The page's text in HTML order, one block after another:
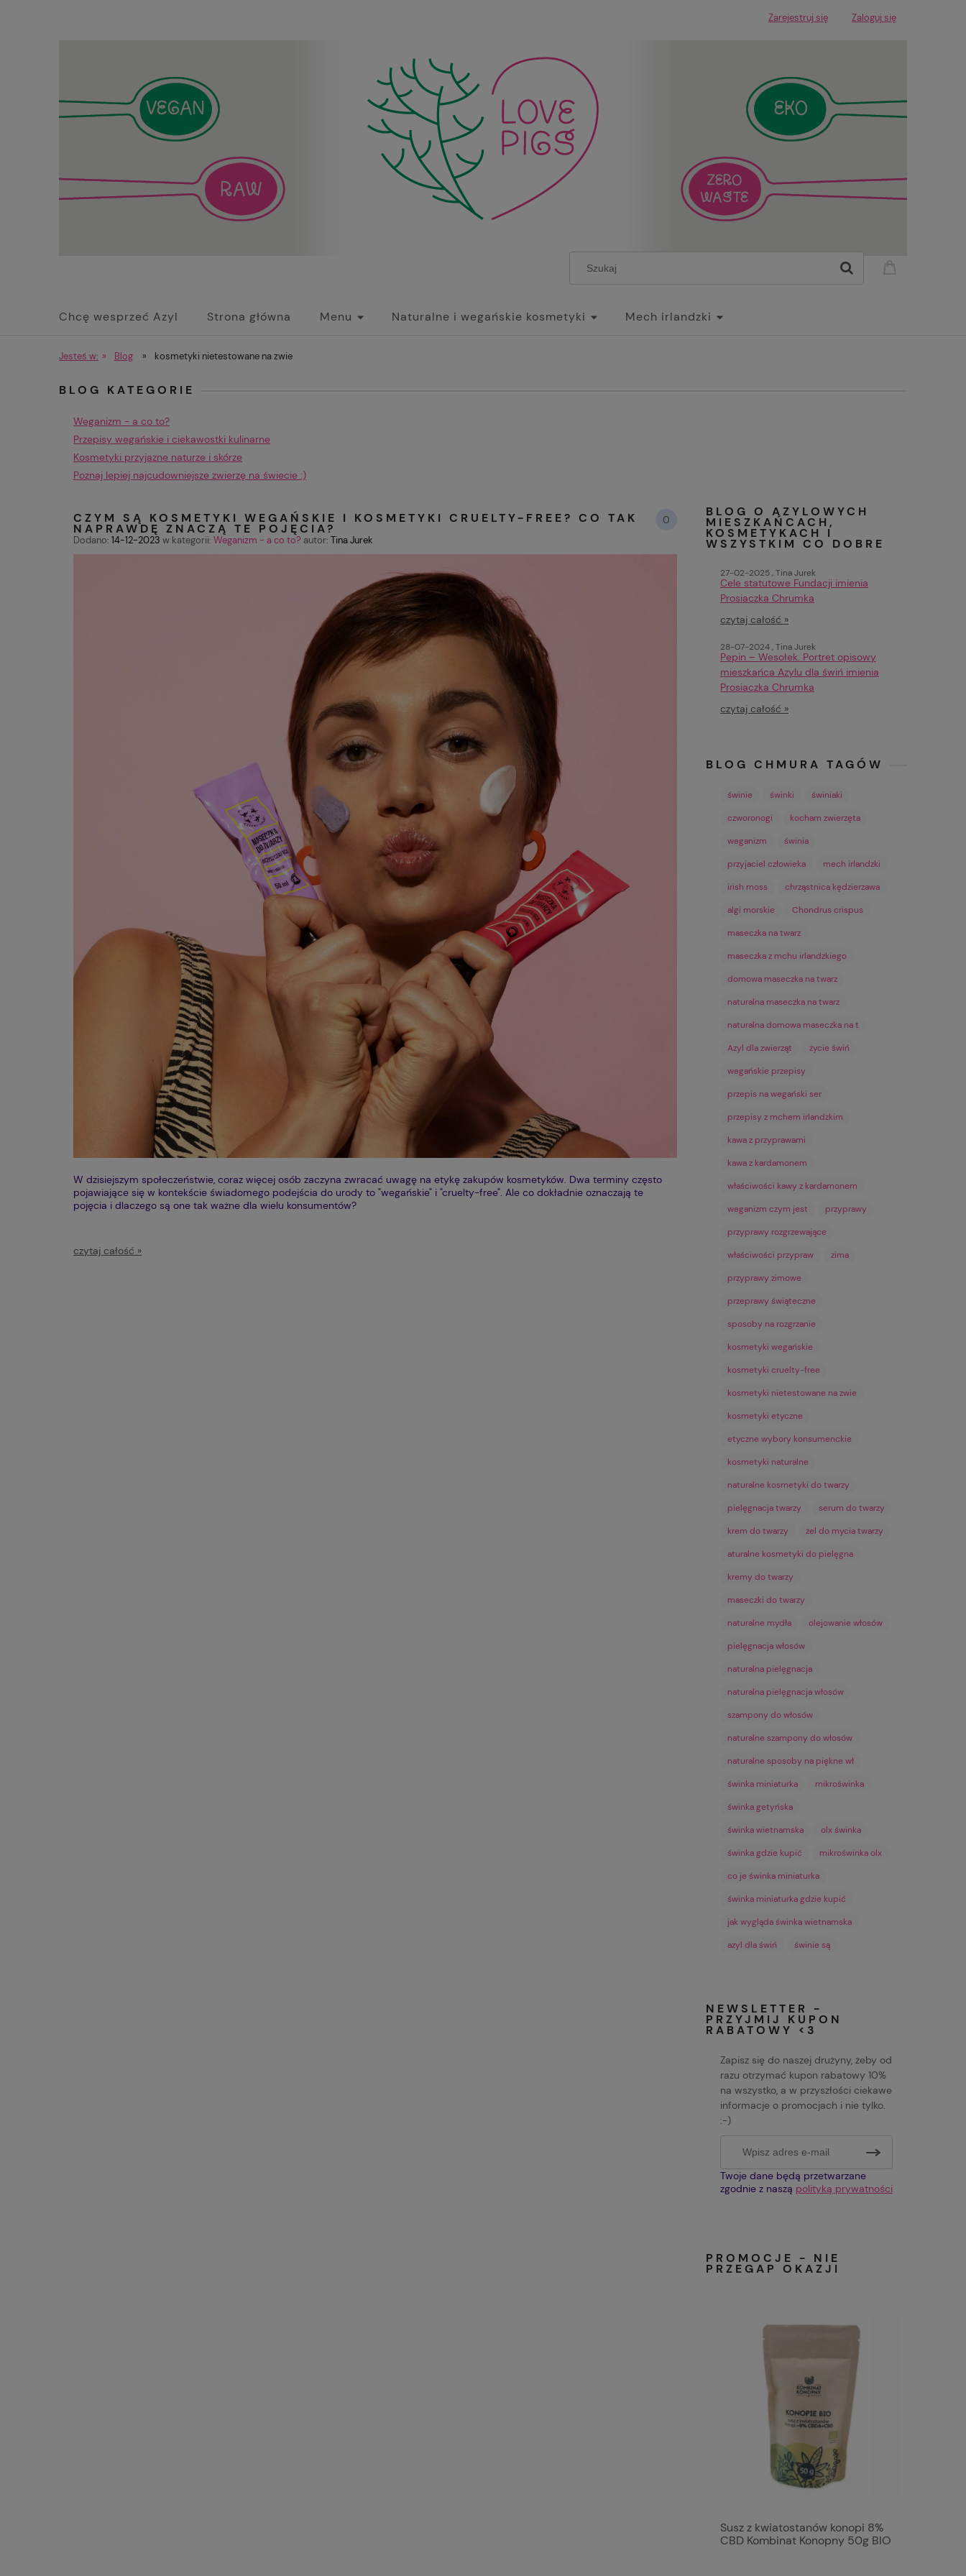
Zarejestruj się Zaloguj się
Chcę wesprzeć Azyl Strona główna Menu Naturalne i wegańskie kosmetyki Mech irlandzki
Produkty spożywcze i przyprawy
Jesteś w: » Blog » kosmetyki nietestowane na zwie
BLOG KATEGORIE
Weganizm - a co to?
Przepisy wegańskie i ciekawostki kulinarne
Kosmetyki przyjazne naturze i skórze
Poznaj lepiej najcudowniejsze zwierzę na świecie :)
CZYM SĄ KOSMETYKI WEGAŃSKIE I KOSMETYKI CRUELTY-FREE? CO TAK
NAPRAWDĘ ZNACZĄ TE POJĘCIA?
0
Dodano: 14-12-2023 w kategorii: Weganizm - a co to? autor: Tina Jurek
W dzisiejszym społeczeństwie, coraz więcej osób zaczyna zwracać uwagę na etykę zakupów kosmetyków. Dwa terminy często
pojawiające się w kontekście świadomego podejścia do urody to "wegańskie" i "cruelty-free". Ale co dokładnie oznaczają te
pojęcia i dlaczego są one tak ważne dla wielu konsumentów?
czytaj całość »
BLOG O AZYLOWYCH
MIESZKAŃCACH,
KOSMETYKACH I
WSZYSTKIM CO DOBRE
Cele statutowe Fundacji imienia
Prosiaczka Chrumka
27-02-2025 , Tina Jurek
czytaj całość »
Pepin – Wesołek. Portret opisowy
mieszkańca Azylu dla świń imienia
Prosiaczka Chrumka
28-07-2024 , Tina Jurek
czytaj całość »
BLOG CHMURA TAGÓW
świnie świnki
świniaki
czworonogi
kocham zwierzęta
weganizm
świnia
przyjaciel człowieka
mech irlandzki
irish moss
chrząstnica kędzierzawa
algi morskie
Chondrus crispus
maseczka na twarz
maseczka z mchu irlandzkiego
domowa maseczka na twarz
naturalna maseczka na twarz
naturalna domowa maseczka na t
Azyl dla zwierząt
życie świń
wegańskie przepisy
przepis na wegański ser
przepisy z mchem irlandzkim
kawa z przyprawami
kawa z kardamonem
właściwości kawy z kardamonem
weganizm czym jest
przyprawy
przyprawy rozgrzewające
właściwości przypraw
zima
przyprawy zimowe
przeprawy świąteczne
sposoby na rozgrzanie
kosmetyki wegańskie
kosmetyki cruelty-free
kosmetyki nietestowane na zwie
kosmetyki etyczne
etyczne wybory konsumenckie
kosmetyki naturalne
naturalne kosmetyki do twarzy
pielęgnacja twarzy
serum do twarzy
krem do twarzy
żel do mycia twarzy
aturalne kosmetyki do pielęgna
kremy do twarzy
maseczki do twarzy
naturalne mydła
olejowanie włosów
pielęgnacja włosów
naturalna pielęgnacja
naturalna pielęgnacja włosów
szampony do włosów
naturalne szampony do włosów
naturalne sposoby na piękne wł
świnka miniaturka
mikroświnka
świnka getyńska
świnka wietnamska
olx świnka
świnka gdzie kupić
mikroświnka olx
co je świnka miniaturka
świnka miniaturka gdzie kupić
jak wygląda świnka wietnamska
azyl dla świń
świnie są
NEWSLETTER -
PRZYJMIJ KUPON
RABATOWY <3
Zapisz się do naszej drużyny, żeby od
razu otrzymać kupon rabatowy 10%
na wszystko, a w przyszłości ciekawe
informacje o promocjach i nie tylko.
:-)
Twoje dane będą przetwarzane
zgodnie z naszą polityką prywatności
PROMOCJE - NIE
PRZEGAP OKAZJI
Susz z kwiatostanów konopi 8%
CBD Kombinat Konopny 50g BIO